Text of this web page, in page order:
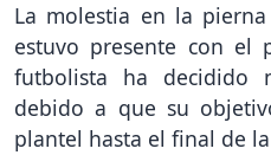
La molestia en la
estuvo presente con el
futbolista ha decidido
debido a que su
plantel hasta el final de